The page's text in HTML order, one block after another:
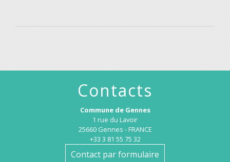
Contacts
Commune de Gennes
1 rue du Lavoir
25660 Gennes - FRANCE
+33 3 81 55 75 32
Contact par formulaire